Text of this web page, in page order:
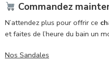
Commandez
N’attendez plus pour offrir ce
et faites de l’heure du bain un
Nos Sandales